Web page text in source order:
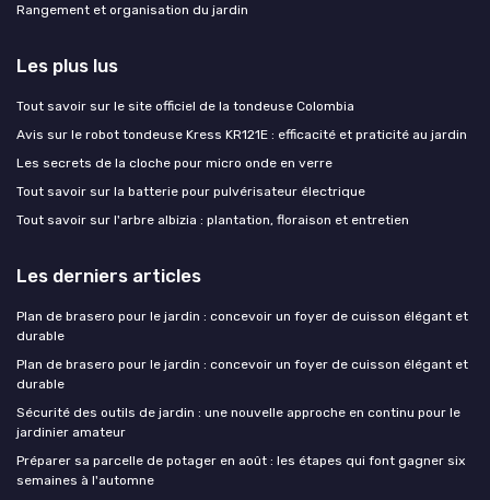
Rangement et organisation du jardin
Les plus lus
Tout savoir sur le site officiel de la tondeuse Colombia
Avis sur le robot tondeuse Kress KR121E : efficacité et praticité au jardin
Les secrets de la cloche pour micro onde en verre
Tout savoir sur la batterie pour pulvérisateur électrique
Tout savoir sur l'arbre albizia : plantation, floraison et entretien
Les derniers articles
Plan de brasero pour le jardin : concevoir un foyer de cuisson élégant et
durable
Plan de brasero pour le jardin : concevoir un foyer de cuisson élégant et
durable
Sécurité des outils de jardin : une nouvelle approche en continu pour le
jardinier amateur
Préparer sa parcelle de potager en août : les étapes qui font gagner six
semaines à l'automne